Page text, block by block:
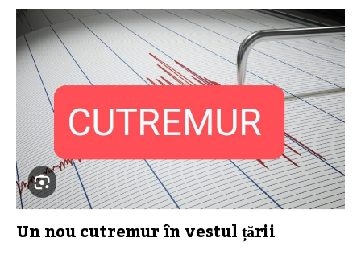
Un nou cutremur în vestul țării